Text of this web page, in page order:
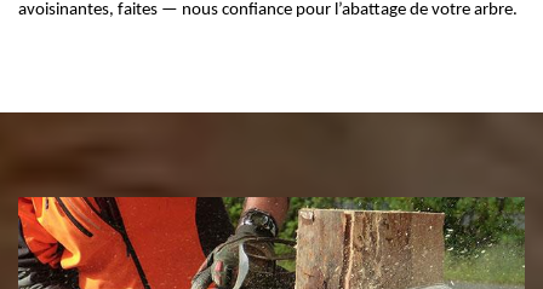
avoisinantes, faites — nous confiance pour l’abattage de votre arbre.